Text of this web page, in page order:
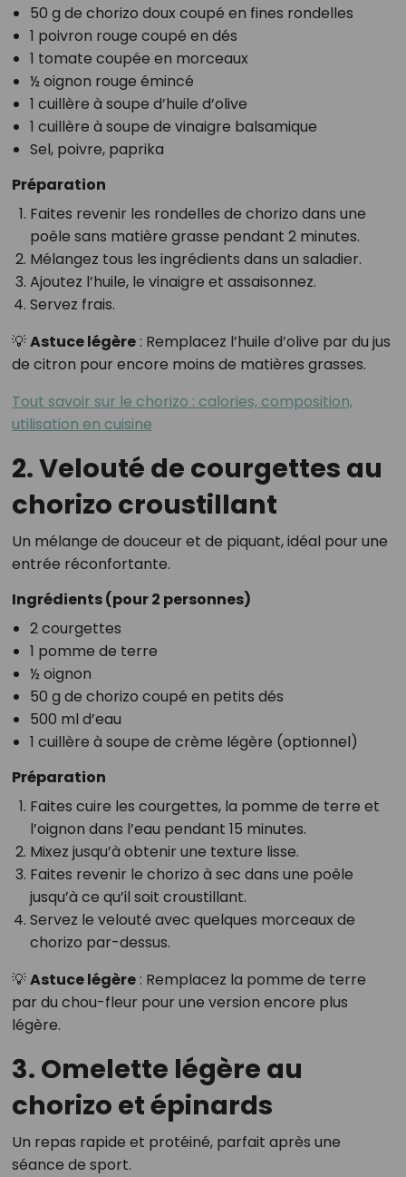
50 g de chorizo doux coupé en fines rondelles
1 poivron rouge coupé en dés
1 tomate coupée en morceaux
½ oignon rouge émincé
1 cuillère à soupe d’huile d’olive
1 cuillère à soupe de vinaigre balsamique
Sel, poivre, paprika
Préparation
Faites revenir les rondelles de chorizo dans une
poêle sans matière grasse pendant 2 minutes.
Mélangez tous les ingrédients dans un saladier.
Ajoutez l’huile, le vinaigre et assaisonnez.
Servez frais.
💡Astuce légère: Remplacez l’huile d’olive par du jus
de citron pour encore moins de matières grasses.
Tout savoir sur le chorizo : calories, composition,
utilisation en cuisine
2. Velouté de courgettes au
chorizo croustillant
Un mélange de douceur et de piquant, idéal pour une
entrée réconfortante.
Ingrédients (pour 2 personnes)
2 courgettes
1 pomme de terre
½ oignon
50 g de chorizo coupé en petits dés
500 ml d’eau
1 cuillère à soupe de crème légère (optionnel)
Préparation
Faites cuire les courgettes, la pomme de terre et
l’oignon dans l’eau pendant 15 minutes.
Mixez jusqu’à obtenir une texture lisse.
Faites revenir le chorizo à sec dans une poêle
jusqu’à ce qu’il soit croustillant.
Servez le velouté avec quelques morceaux de
chorizo par-dessus.
💡Astuce légère: Remplacez la pomme de terre
par du chou-fleur pour une version encore plus
légère.
3. Omelette légère au
chorizo et épinards
Un repas rapide et protéiné, parfait après une
séance de sport.